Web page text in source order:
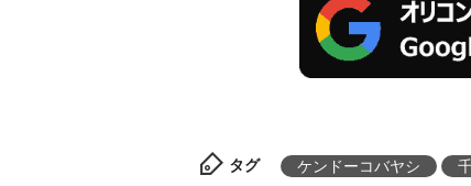
タグ ケンドーコバヤシ